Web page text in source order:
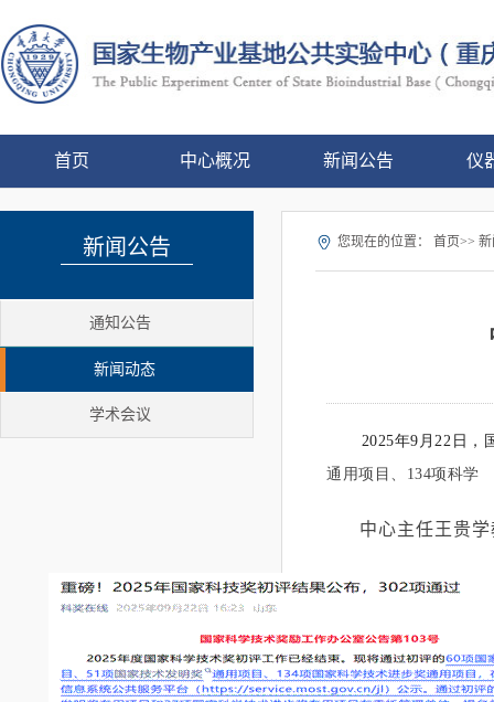
首页 中心概况 新闻公告 仪
新闻公告
通知公告
新闻动态
学术会议
您现在的位置： 首页>>
2025年9月22日，
通用项目、134项科
中心主任王贵学
学技术进步